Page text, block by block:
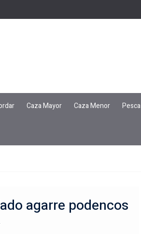
Caza Mayor Caza Menor Pesca
agarre podencos